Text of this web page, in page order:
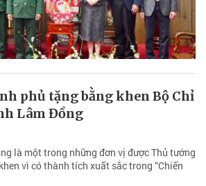
phủ tặng bằng khen Bộ Chỉ
Lâm Đồng
là một trong những đơn vị được Thủ tướng
vì có thành tích xuất sắc trong “Chiến